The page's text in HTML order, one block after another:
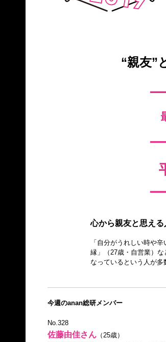
“親友”
心から親友と思え
「自分がうれしい時や
縁」（27歳・自営業）
なっているという人が多
今週のanan総研メンバー
No.328
佐藤由佳さん（25歳）